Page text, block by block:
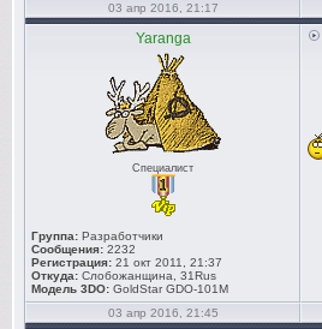
03 апр 2016, 21:17
Yaranga
Специалист
Группа: Разработчики
Сообщения: 2232
Регистрация: 21 окт 2011, 21:37
Откуда: Слобожанщина, 31Rus
Модель 3DO: GoldStar GDO-101M
03 апр 2016, 21:45